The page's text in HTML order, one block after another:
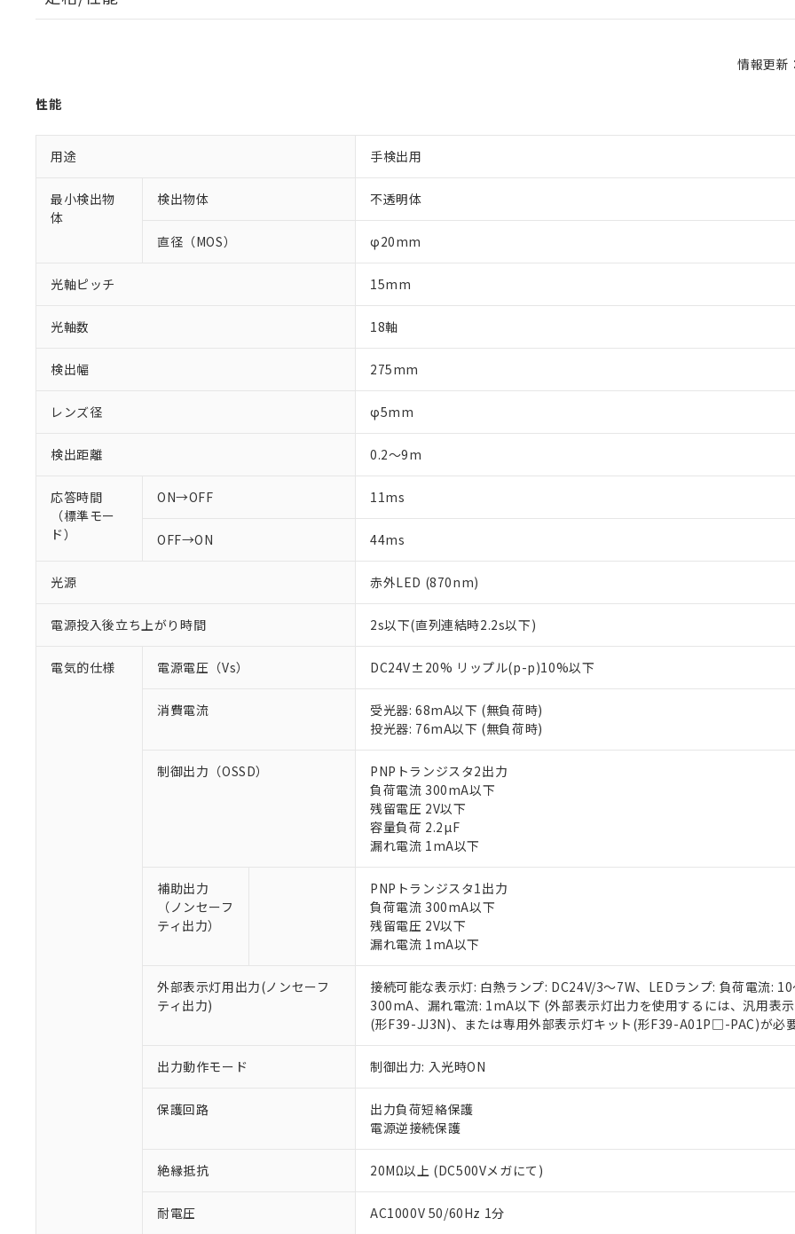
情報更新
性能
用途 手検出用
最小検出物
体
検出物体 不透明体
直径（MOS） φ20mm
光軸ピッチ 15mm
光軸数 18軸
検出幅 275mm
レンズ径 φ5mm
検出距離 0.2～9m
応答時間
（標準モー
ド）
ON→OFF 11ms
OFF→ON 44ms
光源 赤外LED (870nm)
電源投入後立ち上がり時間 2s以下(直列連結時2.2s以下)
電気的仕様 電源電圧（Vs） DC24V±20% リップル(p-p)10%以下
消費電流
受光器: 68mA以下 (無負荷時)
投光器: 76mA以下 (無負荷時)
制御出力（OSSD）
PNPトランジスタ2出力
負荷電流 300mA以下
残留電圧 2V以下
容量負荷 2.2µF
漏れ電流 1mA以下
補助出力
（ノンセーフ
ティ出力）
PNPトランジスタ1出力
負荷電流 300mA以下
残留電圧 2V以下
漏れ電流 1mA以下
外部表示灯用出力(ノンセーフ
ティ出力)
接続可能な表示灯: 白熱ランプ: DC24V/3～7W、LEDランプ: 負荷電流: 10
300mA、漏れ電流: 1mA以下 (外部表示灯出力を使用するには、汎用表
(形F39-JJ3N)、または専用外部表示灯キット(形F39-A01P□-PAC)が必
出力動作モード 制御出力: 入光時ON
保護回路
出力負荷短絡保護
電源逆接続保護
絶縁抵抗 20MΩ以上 (DC500Vメガにて)
耐電圧 AC1000V 50/60Hz 1分
ご利用条件
以下の条件をお読みいただき、同意のうえご利用ください。
本サービスは、当社制御機器事業取扱商品の当社在庫状況および標準価格(税抜)を
くものです。
当社制御機器事業取扱商品の中には、本サービスの対象外となる商品もあること
在庫状況および標準価格照会結果は、記載している更新日時点での社内データに
正式な納期状況および標準価格はお客様のお取引先、またはお客様担当のオムロ
※1 対応状況
対応済み：EU RoHS指令（10物質）の非含有に対応した製品が提供可能な商品です
対応予定：EU RoHS指令（10物質）の非含有に対応した製品に切り替える予定のある商
対応予定なし：EU RoHS指令（10物質）の非含有に非対応の商品で、対応品を出す予
調査・確認中：EU RoHS指令（10物質）の非含有の対応状況を調査中または確認中の商
非該当品：ライセンス料など無形物で、有害物質有無と関係のない商品です。
*EU RoHS指令（10物質）：
鉛(Pb) 1000ppm以下、 水銀(Hg) 1000ppm以下、 カドミウム(Cd) 100ppm以下、
六価クロム(Cr(Ⅵ)) 1000ppm以下、ポリ臭化ビフェニル類(PBB) 1000ppm以下、ポリ臭化ジフェニルエーテル類
フタル酸ビス(2-エチルヘキシル) (DEHP)(別名：DOP) 1000ppm以下、フタル酸ブチルベンジル（BBP）
ル（DBP） 1000ppm以下、フタル酸ジイソブチル (DIBP) 1000ppm以下
但し、RoHS指令で産業用監視および制御機器に対する適用除外項目は除く。
フタル酸エステル類の４物質については閾値を超える意図的な使用がないことを確認しています。
※1 中国RoHS○×表
「○」：最大均質材料含有率が中国RoHSの基準値以下であることを示します。
「×」：最大均質材料含有率が中国RoHSの基準値を超えていることを示します。
「－」：未確認です。当社販売部門へお問い合わせください。
Pb(鉛) :1000ppm、 Hg(水銀) : 1000ppm、 Cd(カドミウム) : 100ppm、
DEHP(フタル酸ビス(2-エチルヘキシル)) : 1000ppm
当社は、これら貴社製品のうち、外国為替および外国貿易法に定める商品（以下｢
う）を輸出または国外への提供する場合は、日本国政府の輸出許可(または役務取
などの必要な手続きをとります。
当社は規制貨物を破棄する場合は、完全に破砕するなど、違法に輸出されないよ
当社は貴社製品を、核兵器、ミサイル、化学兵器、生物兵器またはその他武器並
置等に一切使用いたしません。